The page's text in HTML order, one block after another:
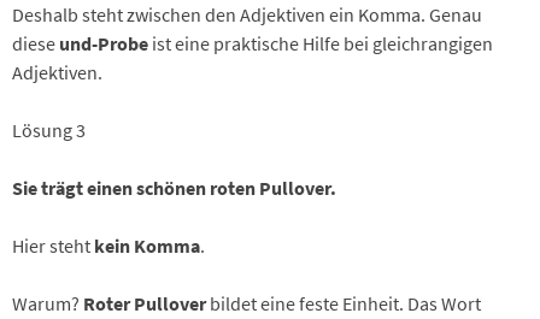
Deshalb steht zwischen den Adjektiven ein Komma. Genau
diese und-Probe ist eine praktische Hilfe bei gleichrangigen
Adjektiven.
Lösung 3
Sie trägt einen schönen roten Pullover.
Hier steht kein Komma.
Warum? Roter Pulloverbildet eine feste Einheit. Das Wort